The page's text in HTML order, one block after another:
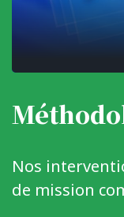
Nos
de mission